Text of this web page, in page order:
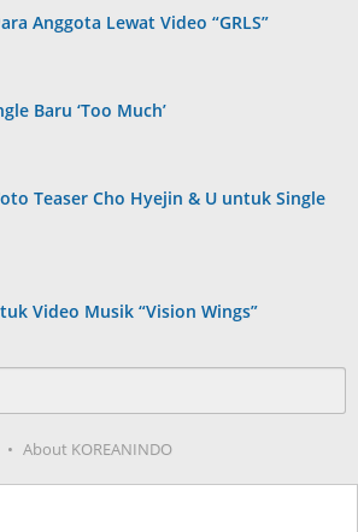
Anggota Lewat Video “GRLS”
Baru ‘Too Much’
Teaser Cho Hyejin & U untuk Single
Video Musik “Vision Wings”
About KOREANINDO